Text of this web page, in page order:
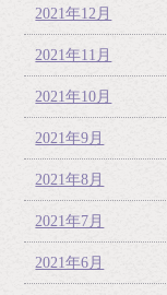
2021年12月
2021年11月
2021年10月
2021年9月
2021年8月
2021年7月
2021年6月